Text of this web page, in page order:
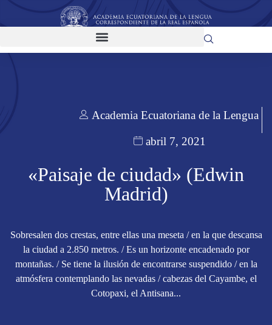
Academia Ecuatoriana de la Lengua
abril 7, 2021
«Paisaje de ciudad» (Edwin
Madrid)
Sobresalen dos crestas, entre ellas una meseta / en la que descansa
la ciudad a 2.850 metros. / Es un horizonte encadenado por
montañas. / Se tiene la ilusión de encontrarse suspendido / en la
atmósfera contemplando las nevadas / cabezas del Cayambe, el
Cotopaxi, el Antisana...